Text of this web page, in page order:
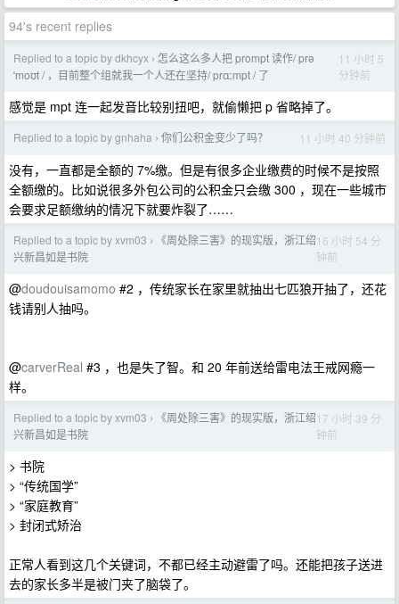
94's recent replies
Replied to a topic by dkhcyx › 怎么这么多人把 prompt 读作/ prə
ˈmoʊt / ，目前整个组就我一个人还在坚持/ prɑːmpt / 了
11 小时 5
分钟前
感觉是 mpt 连一起发音比较别扭吧，就偷懒把 p 省略掉了。
Replied to a topic by gnhaha › 你们公积金变少了吗？ 11 小时 40 分钟前
没有，一直都是全额的 7%缴。但是有很多企业缴费的时候不是按照
全额缴的。比如说很多外包公司的公积金只会缴 300 ，现在一些城市
会要求足额缴纳的情况下就要炸裂了……
Replied to a topic by xvm03 ›
《周处除三害》的现实版，浙江绍
兴新昌如是书院
16 小时 54 分
钟前
@doudouisamomo #2 ，传统家长在家里就抽出七匹狼开抽了，还花
钱请别人抽吗。
@carverReal #3 ，也是失了智。和 20 年前送给雷电法王戒网瘾一
样。
Replied to a topic by xvm03 ›
《周处除三害》的现实版，浙江绍
兴新昌如是书院
17 小时 39 分
钟前
> 书院
> “传统国学”
> “家庭教育”
> 封闭式矫治
正常人看到这几个关键词，不都已经主动避雷了吗。还能把孩子送进
去的家长多半是被门夹了脑袋了。